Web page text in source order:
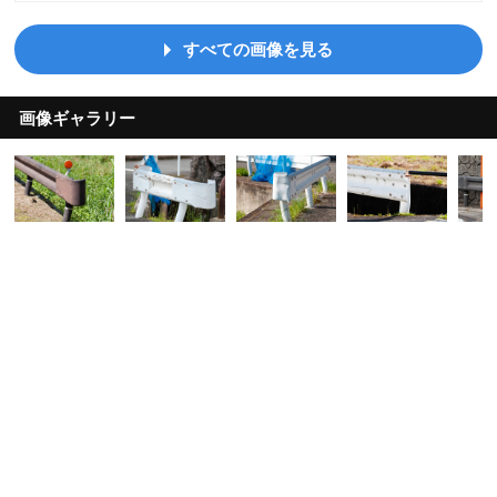
すべての画像を見る
画像ギャラリー